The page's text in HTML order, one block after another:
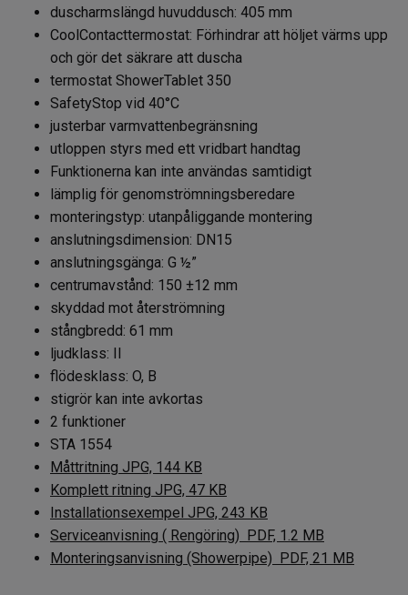
duscharmslängd huvuddusch: 405 mm
CoolContacttermostat: Förhindrar att höljet värms upp
och gör det säkrare att duscha
termostat ShowerTablet 350
SafetyStop vid 40°C
justerbar varmvattenbegränsning
utloppen styrs med ett vridbart handtag
Funktionerna kan inte användas samtidigt
lämplig för genomströmningsberedare
monteringstyp: utanpåliggande montering
anslutningsdimension: DN15
anslutningsgänga: G ½”
centrumavstånd: 150 ±12 mm
skyddad mot återströmning
stångbredd: 61 mm
ljudklass: II
flödesklass: O, B
stigrör kan inte avkortas
2 funktioner
STA 1554
Måttritning JPG, 144 KB
Komplett ritning JPG, 47 KB
Installationsexempel JPG, 243 KB
Serviceanvisning ( Rengöring) PDF, 1.2 MB
Monteringsanvisning (Showerpipe) PDF, 21 MB